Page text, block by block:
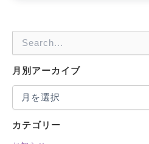
索
対
月別アーカイブ
カテゴリー